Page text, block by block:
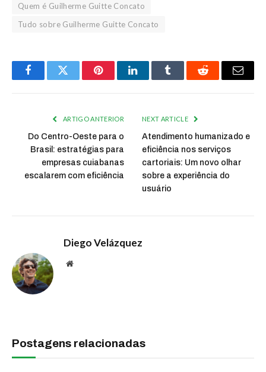
Quem é Guilherme Guitte Concato
Tudo sobre Guilherme Guitte Concato
FacebookTwitter PinterestLinkedInTumblr Reddit Email
ARTIGO ANTERIOR
Do Centro-Oeste para o
Brasil: estratégias para
empresas cuiabanas
escalarem com eficiência
NEXT ARTICLE
Atendimento humanizado e
eficiência nos serviços
cartoriais: Um novo olhar
sobre a experiência do
usuário
Diego Velázquez
Website
Postagens relacionadas